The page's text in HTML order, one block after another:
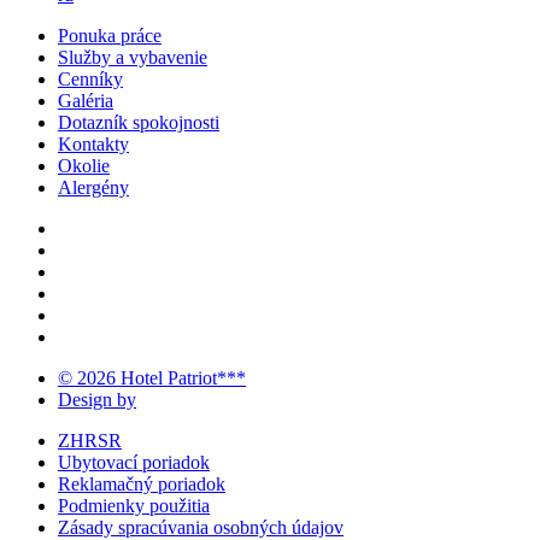
Ponuka práce
Služby a vybavenie
Cenníky
Galéria
Dotazník spokojnosti
Kontakty
Okolie
Alergény
© 2026 Hotel Patriot***
Design by
ZHRSR
Ubytovací poriadok
Reklamačný poriadok
Podmienky použitia
Zásady spracúvania osobných údajov